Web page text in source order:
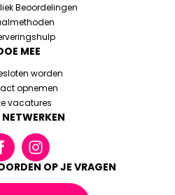
Beoordelingen
MEE
worden
opnemen
vacatures
OP JE VRAGEN